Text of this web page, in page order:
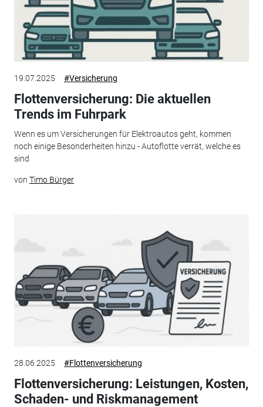
19.07.2025 #Versicherung
Flottenversicherung: Die aktuellen
Trends im Fuhrpark
Wenn es um Versicherungen für Elektroautos geht, kommen
noch einige Besonderheiten hinzu - Autoflotte verrät, welche es
sind
von Timo Bürger
28.06.2025 #Flottenversicherung
Flottenversicherung: Leistungen, Kosten,
Schaden- und Riskmanagement